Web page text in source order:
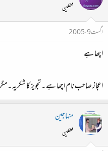
محفلین
اگست 9، 2005
اچھا ہے
اعجاز صاحب نام اچھا ہے ۔ تجویز کا
منہاجین
محفلین